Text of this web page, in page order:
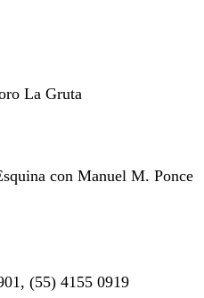
La Gruta
con Manuel M. Ponce
(55) 4155 0919